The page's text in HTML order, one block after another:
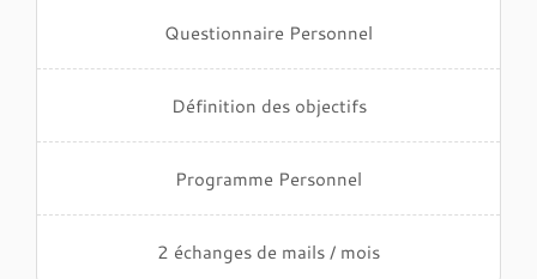
Questionnaire Personnel
Définition des objectifs
Programme Personnel
2 échanges de mails / mois